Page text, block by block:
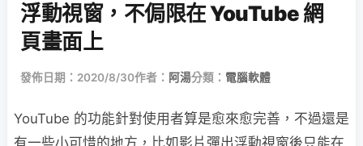
浮動視窗，不侷限在 YouTube 網
頁畫面上
發佈日期：2020/8/30作者： 阿湯分類： 電腦軟體
YouTube 的功能針對使用者算是愈來愈完善，不過還是
有一些小可惜的地方，比如影片彈出浮動視窗後只能在